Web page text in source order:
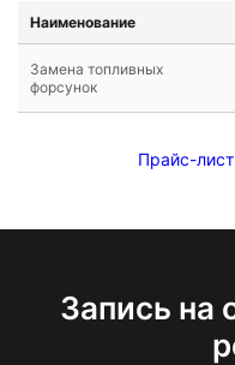
Наименование
Замена топливных
форсунок
Прайс-
Запись на